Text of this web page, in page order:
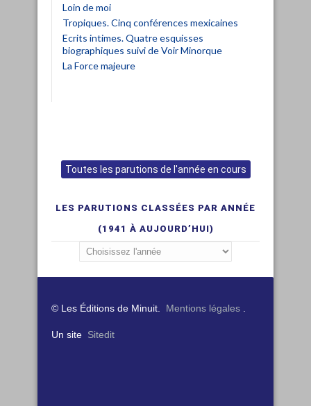
Loin de moi
Tropiques. Cinq conférences mexicaines
Ecrits intimes. Quatre esquisses
biographiques suivi de Voir Minorque
La Force majeure
Toutes les parutions de l'année en cours
LES PARUTIONS CLASSÉES PAR ANNÉE
(1941 À AUJOURD’HUI)
© Les Éditions de Minuit. Mentions légales
Un site Sitedit